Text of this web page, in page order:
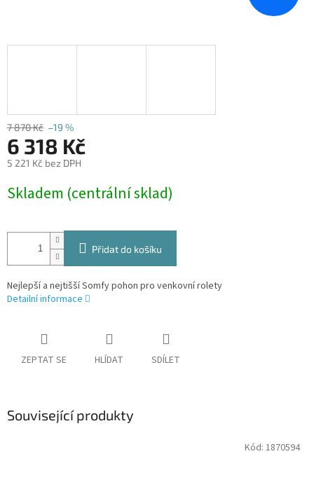
7 870 Kč –19 %
6 318 Kč
5 221 Kč bez DPH
cena:
Skladem (centrální sklad)
Přidat do košíku
Nejlepší a nejtišší Somfy pohon pro venkovní rolety
Detailní informace
ZEPTAT SE HLÍDAT SDÍLET
Související produkty
Kód: 1870594